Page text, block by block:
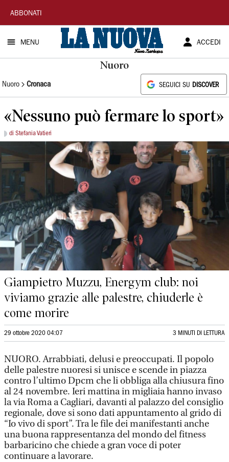
La
Nuova
Sardegna
ABBONATI
MENU ACCEDI
Nuoro
Nuoro Cronaca SEGUICI SU DISCOVER
«Nessuno può fermare lo sport»
di Stefania Vatieri
Giampietro Muzzu, Energym club: noi
viviamo grazie alle palestre, chiuderle è
come morire
29 ottobre 2020 04:07 3 MINUTI DI LETTURA
NUORO. Arrabbiati, delusi e preoccupati. Il popolo
delle palestre nuoresi si unisce e scende in piazza
contro l’ultimo Dpcm che li obbliga alla chiusura fino
al 24 novembre. Ieri mattina in migliaia hanno invaso
la via Roma a Cagliari, davanti al palazzo del consiglio
regionale, dove si sono dati appuntamento al grido di
“Io vivo di sport”. Tra le file dei manifestanti anche
una buona rappresentanza del mondo del fitness
barbaricino che chiede a gran voce di poter
continuare a lavorare.